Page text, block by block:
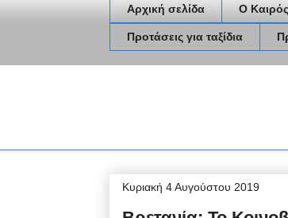
Αρχική σελίδα Ο
Προτάσεις για ταξίδια
Κυριακή 4 Αυγούστου 2019